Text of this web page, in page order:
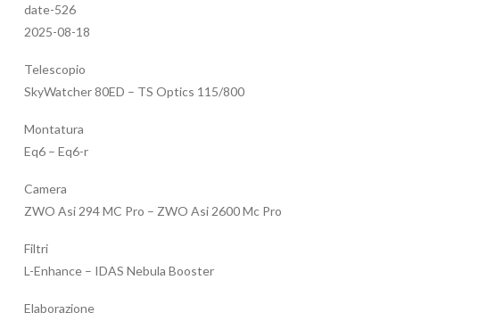
date-526
2025-08-18
Telescopio
SkyWatcher 80ED – TS Optics 115/800
Montatura
Eq6 – Eq6-r
Camera
ZWO Asi 294 MC Pro – ZWO Asi 2600 Mc Pro
Filtri
L-Enhance – IDAS Nebula Booster
Elaborazione